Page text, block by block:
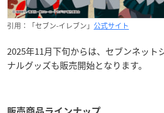
引用：「セブン-イレブン」 公式サイト
2025年11月下旬からは、セブンネット
ナルグッズも販売開始となります。